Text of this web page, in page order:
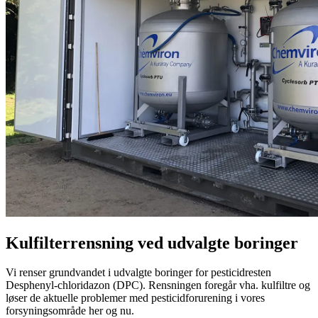
Kulfilterrensning ved udvalgte boringer
Vi renser grundvandet i udvalgte boringer for pesticidresten
Desphenyl-chloridazon (DPC). Rensningen foregår vha. kulfiltre og
løser de aktuelle problemer med pesticidforurening i vores
forsyningsområde her og nu.